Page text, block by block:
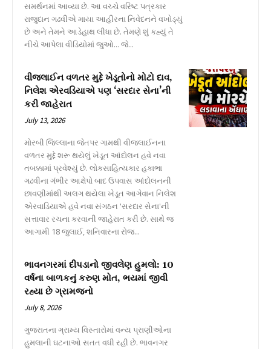
સમર્થનમાં આવ્યા છે. આ વચ્ચે વરિષ્ટ પત્રકાર
રાજુદાન ગઢવીએ માયા આહીરના નિવેદનને વખોડ્યું
છે અને તેમને આડેહાથ લીધા છે. તેમણે શું કહ્યું તે
નીચે આપેલા વીડિયોમાં જુઓ... જે...
વીજલાઈન વળતર મુદ્દે ખેડૂતોનો મોટો દાવ,
નિલેશ એરવડિયાએ પણ ‘સરદાર સેના’ની
કરી જાહેરાત
July 13, 2026
મોરબી જિલ્લાના જેતપર ગામથી વીજલાઈનના
વળતર મુદ્દે શરૂ થયેલું ખેડૂત આંદોલન હવે નવા
તબક્કામાં પ્રવેશ્યું છે. લોકસાહિત્યકાર હકાભા
ગઢવીના ગંભીર આક્ષેપો બાદ ઉપવાસ આંદોલનની
છાવણીમાંથી અલગ થયેલા ખેડૂત આગેવાન નિલેશ
એરવાડિયાએ હવે નવા સંગઠન 'સરદાર સેના'ની
સત્તાવાર રચના કરવાની જાહેરાત કરી છે. સાથે જ
આગામી 18 જુલાઈ, શનિવારના રોજ...
ભાવનગરમાં દીપડાનો જીવલેણ હુમલો: 10
વર્ષના બાળકનું કરુણ મોત, ભયમાં જીવી
રહ્યા છે ગ્રામજનો
July 8, 2026
ગુજરાતના ગ્રામ્ય વિસ્તારોમાં વન્ય પ્રાણીઓના
હુમલાની ઘટનાઓ સતત વધી રહી છે. ભાવનગર